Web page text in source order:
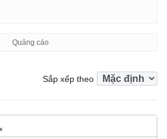
Sắp xếp theo